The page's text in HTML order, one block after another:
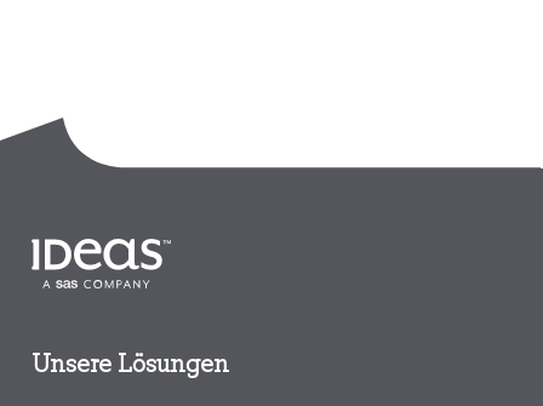
Unsere Lösungen